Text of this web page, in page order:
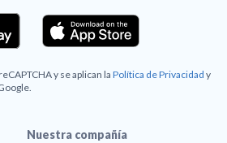
y se aplican la Política de Privacidad y
Nuestra compañía